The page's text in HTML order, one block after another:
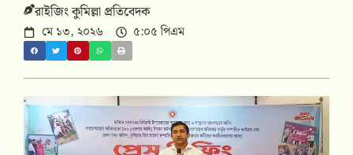
রাইজিং কুমিল্লা প্রতিবেদক
মে ১৩, ২০২৬ ৫:০৫ পিএম